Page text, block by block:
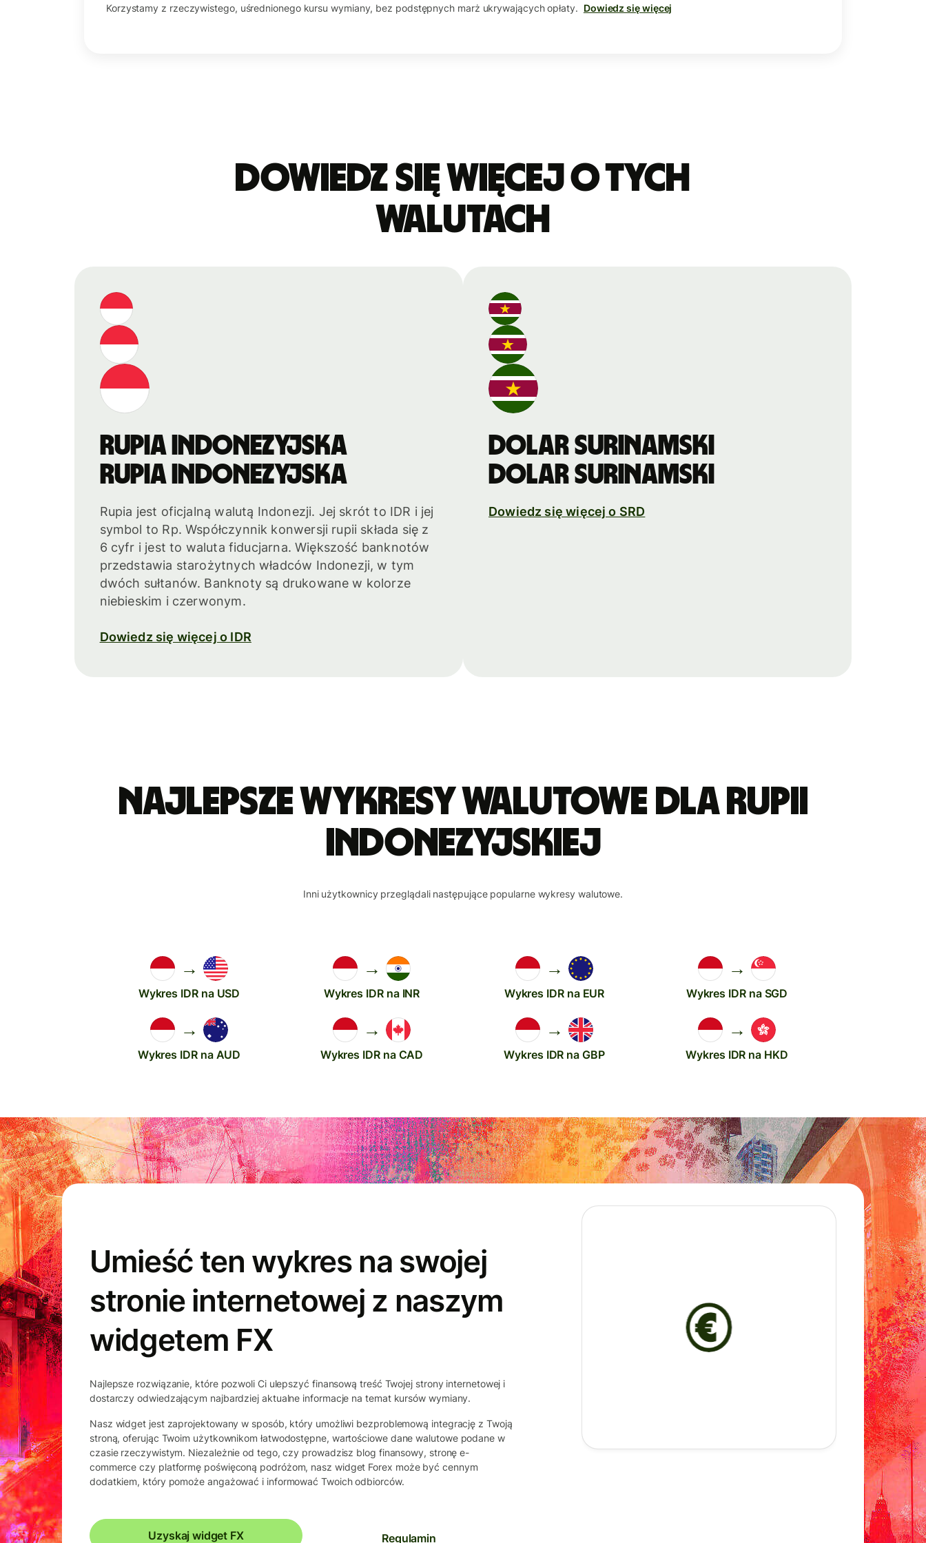
Korzystamy z rzeczywistego, uśrednionego kursu wymiany, bez podstępnych marż ukrywających opłaty. Dowiedz się więcej
Dowiedz się więcej o tych
walutach
Rupia indonezyjska
Rupia indonezyjska
Rupia jest oficjalną walutą Indonezji. Jej skrót to IDR i jej
symbol to Rp. Współczynnik konwersji rupii składa się z
6 cyfr i jest to waluta fiducjarna. Większość banknotów
przedstawia starożytnych władców Indonezji, w tym
dwóch sułtanów. Banknoty są drukowane w kolorze
niebieskim i czerwonym.
Dowiedz się więcej o IDR
Dolar surinamski
Dolar surinamski
Dowiedz się więcej o SRD
Najlepsze wykresy walutowe dla rupii
indonezyjskiej
Inni użytkownicy przeglądali następujące popularne wykresy walutowe.
→
Wykres IDR na USD
→
Wykres IDR na INR
→
Wykres IDR na EUR
→
Wykres IDR na SGD
→
Wykres IDR na AUD
→
Wykres IDR na CAD
→
Wykres IDR na GBP
→
Wykres IDR na HKD
Umieść ten wykres na swojej
stronie internetowej z naszym
widgetem FX
Najlepsze rozwiązanie, które pozwoli Ci ulepszyć finansową treść Twojej strony internetowej i
dostarczy odwiedzającym najbardziej aktualne informacje na temat kursów wymiany.
Nasz widget jest zaprojektowany w sposób, który umożliwi bezproblemową integrację z Twoją
stroną, oferując Twoim użytkownikom łatwodostępne, wartościowe dane walutowe podane w
czasie rzeczywistym. Niezależnie od tego, czy prowadzisz blog finansowy, stronę e-
commerce czy platformę poświęconą podróżom, nasz widget Forex może być cennym
dodatkiem, który pomoże angażować i informować Twoich odbiorców.
Uzyskaj widget FX Regulamin